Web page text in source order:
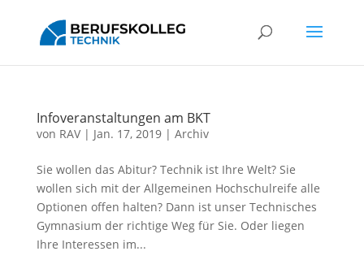
Infoveranstaltungen am BKT
von RAV| Jan. 17, 2019| Archiv
Sie wollen das Abitur? Technik ist Ihre Welt? Sie
wollen sich mit der Allgemeinen Hochschulreife alle
Optionen offen halten? Dann ist unser Technisches
Gymnasium der richtige Weg für Sie. Oder liegen
Ihre Interessen im...